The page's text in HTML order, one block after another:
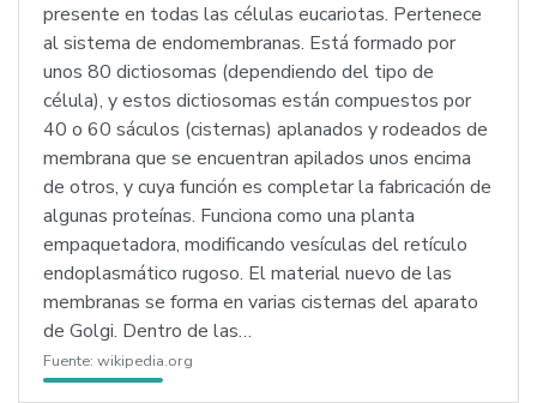
presente en todas las células eucariotas. Pertenece
al sistema de endomembranas. Está formado por
unos 80 dictiosomas (dependiendo del tipo de
célula), y estos dictiosomas están compuestos por
40 o 60 sáculos (cisternas) aplanados y rodeados de
membrana que se encuentran apilados unos encima
de otros, y cuya función es completar la fabricación de
algunas proteínas. Funciona como una planta
empaquetadora, modificando vesículas del retículo
endoplasmático rugoso. El material nuevo de las
membranas se forma en varias cisternas del aparato
de Golgi. Dentro de las…
Fuente: wikipedia.org